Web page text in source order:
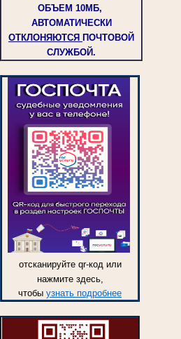
ОБЪЕМ 10МБ,
АВТОМАТИЧЕСКИ
ОТКЛОНЯЮТСЯ ПОЧТОВОЙ
СЛУЖБОЙ.
отсканируйте qr-код или
нажмите здесь,
чтобы узнать подробнее